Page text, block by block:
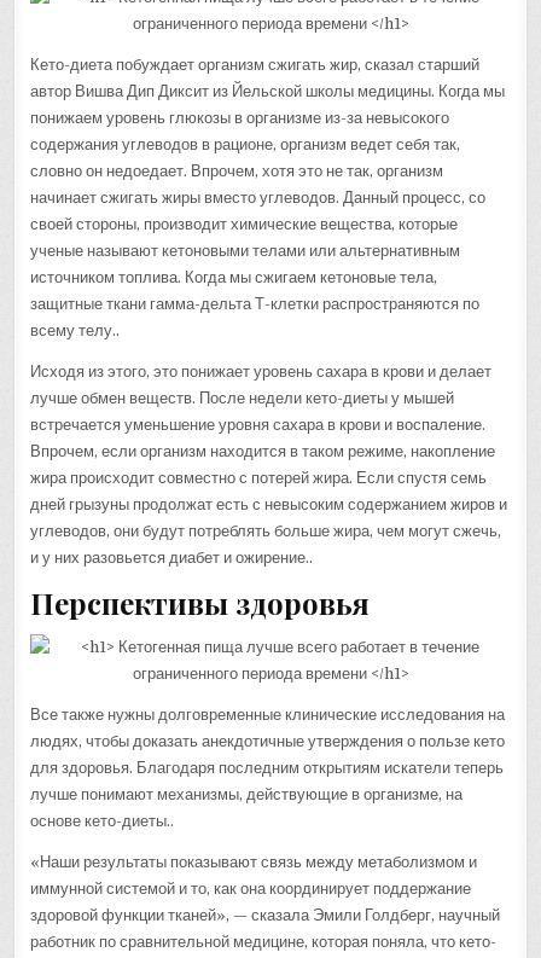
Кето-диета побуждает организм сжигать жир, сказал старший
автор Вишва Дип Диксит из Йельской школы медицины. Когда мы
понижаем уровень глюкозы в организме из-за невысокого
содержания углеводов в рационе, организм ведет себя так,
словно он недоедает. Впрочем, хотя это не так, организм
начинает сжигать жиры вместо углеводов. Данный процесс, со
своей стороны, производит химические вещества, которые
ученые называют кетоновыми телами или альтернативным
источником топлива. Когда мы сжигаем кетоновые тела,
защитные ткани гамма-дельта Т-клетки распространяются по
всему телу..
Исходя из этого, это понижает уровень сахара в крови и делает
лучше обмен веществ. После недели кето-диеты у мышей
встречается уменьшение уровня сахара в крови и воспаление.
Впрочем, если организм находится в таком режиме, накопление
жира происходит совместно с потерей жира. Если спустя семь
дней грызуны продолжат есть с невысоким содержанием жиров и
углеводов, они будут потреблять больше жира, чем могут сжечь,
и у них разовьется диабет и ожирение..
Перспективы здоровья
Все также нужны долговременные клинические исследования на
людях, чтобы доказать анекдотичные утверждения о пользе кето
для здоровья. Благодаря последним открытиям искатели теперь
лучше понимают механизмы, действующие в организме, на
основе кето-диеты..
«Наши результаты показывают связь между метаболизмом и
иммунной системой и то, как она координирует поддержание
здоровой функции тканей», — сказала Эмили Голдберг, научный
работник по сравнительной медицине, которая поняла, что кето-